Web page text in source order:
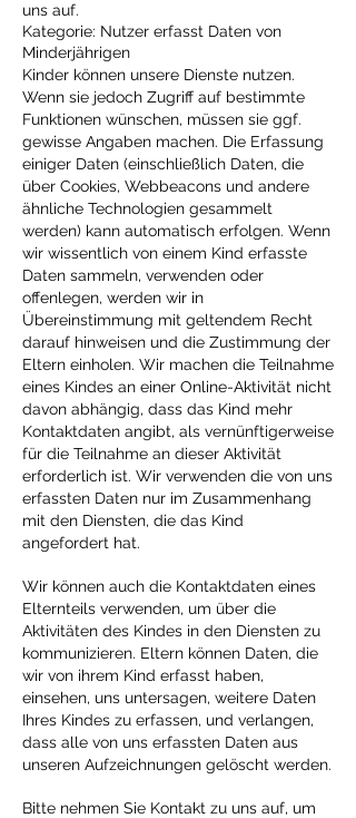
uns auf.
Kategorie: Nutzer erfasst Daten von
Minderjährigen
Kinder können unsere Dienste nutzen.
Wenn sie jedoch Zugriff auf bestimmte
Funktionen wünschen, müssen sie ggf.
gewisse Angaben machen. Die Erfassung
einiger Daten (einschließlich Daten, die
über Cookies, Webbeacons und andere
ähnliche Technologien gesammelt
werden) kann automatisch erfolgen. Wenn
wir wissentlich von einem Kind erfasste
Daten sammeln, verwenden oder
offenlegen, werden wir in
Übereinstimmung mit geltendem Recht
darauf hinweisen und die Zustimmung der
Eltern einholen. Wir machen die Teilnahme
eines Kindes an einer Online-Aktivität nicht
davon abhängig, dass das Kind mehr
Kontaktdaten angibt, als vernünftigerweise
für die Teilnahme an dieser Aktivität
erforderlich ist. Wir verwenden die von uns
erfassten Daten nur im Zusammenhang
mit den Diensten, die das Kind
angefordert hat.
Wir können auch die Kontaktdaten eines
Elternteils verwenden, um über die
Aktivitäten des Kindes in den Diensten zu
kommunizieren. Eltern können Daten, die
wir von ihrem Kind erfasst haben,
einsehen, uns untersagen, weitere Daten
Ihres Kindes zu erfassen, und verlangen,
dass alle von uns erfassten Daten aus
unseren Aufzeichnungen gelöscht werden.
Bitte nehmen Sie Kontakt zu uns auf, um